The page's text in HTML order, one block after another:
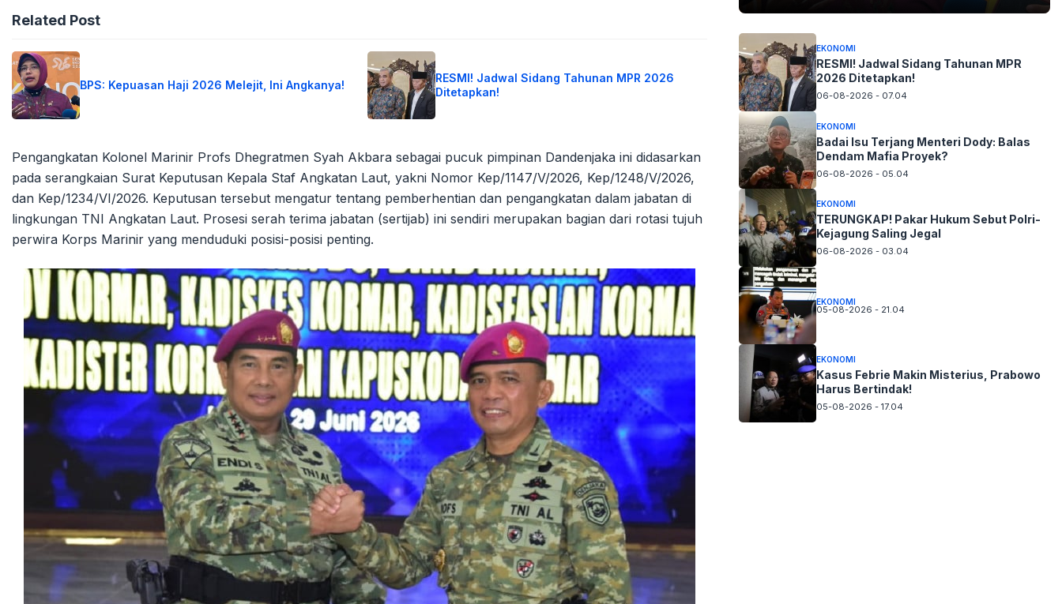
Related Post
BPS: Kepuasan Haji 2026 Melejit, Ini Angkanya!
RESMI! Jadwal Sidang Tahunan MPR 2026
Ditetapkan!
Pengangkatan Kolonel Marinir Profs Dhegratmen Syah Akbara sebagai pucuk pimpinan Dandenjaka ini didasarkan
pada serangkaian Surat Keputusan Kepala Staf Angkatan Laut, yakni Nomor Kep/1147/V/2026, Kep/1248/V/2026,
dan Kep/1234/VI/2026. Keputusan tersebut mengatur tentang pemberhentian dan pengangkatan dalam jabatan di
lingkungan TNI Angkatan Laut. Prosesi serah terima jabatan (sertijab) ini sendiri merupakan bagian dari rotasi tujuh
perwira Korps Marinir yang menduduki posisi-posisi penting.
EKONOMI
RESMI! Jadwal Sidang Tahunan MPR
2026 Ditetapkan!
06-08-2026 - 07.04
EKONOMI
Badai Isu Terjang Menteri Dody: Balas
Dendam Mafia Proyek?
06-08-2026 - 05.04
EKONOMI
TERUNGKAP! Pakar Hukum Sebut Polri-
Kejagung Saling Jegal
06-08-2026 - 03.04
EKONOMI
05-08-2026 - 21.04
EKONOMI
Kasus Febrie Makin Misterius, Prabowo
Harus Bertindak!
05-08-2026 - 17.04